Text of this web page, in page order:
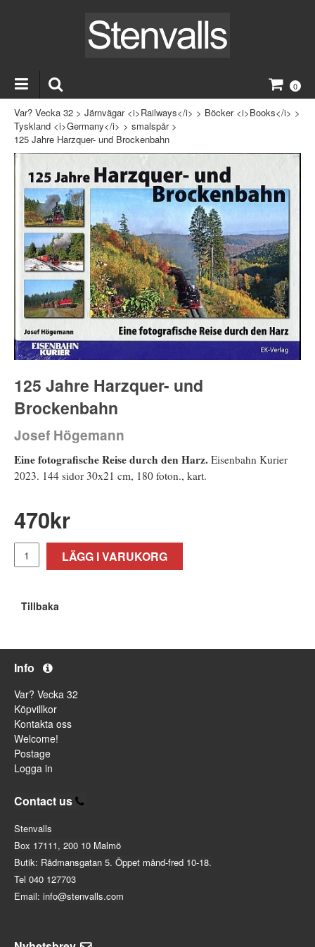
0
Var? Vecka 32 > Järnvägar <i>Railways</i> > Böcker <i>Books</i> >
Tyskland <i>Germany</i> > smalspår>
125 Jahre Harzquer- und Brockenbahn
125 Jahre Harzquer- und
Brockenbahn
Josef Högemann
Eine fotografische Reise durch den Harz. Eisenbahn Kurier
2023. 144 sidor 30x21 cm, 180 foton., kart.
470kr
LÄGG I VARUKORG
Tillbaka
Info
Var? Vecka 32
Köpvillkor
Kontakta oss
Welcome!
Postage
Logga in
Contact us
Stenvalls
Box 17111, 200 10 Malmö
Butik: Rådmansgatan 5. Öppet månd-fred 10-18.
Tel 040 127703
Email: info@stenvalls.com